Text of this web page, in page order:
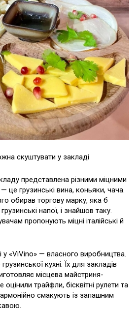
скуштувати у закладі
представлена різними міцними
це грузинські вина, коньяки, чача.
обирав торгову марку, яка б
напої, і знайшов таку.
пропонують міцні італійські й
«ViVino» — власного виробництва.
кухні. Їх для закладів
місцева майстриня-
трайфли, бісквітні рулети та
смакують із запашним